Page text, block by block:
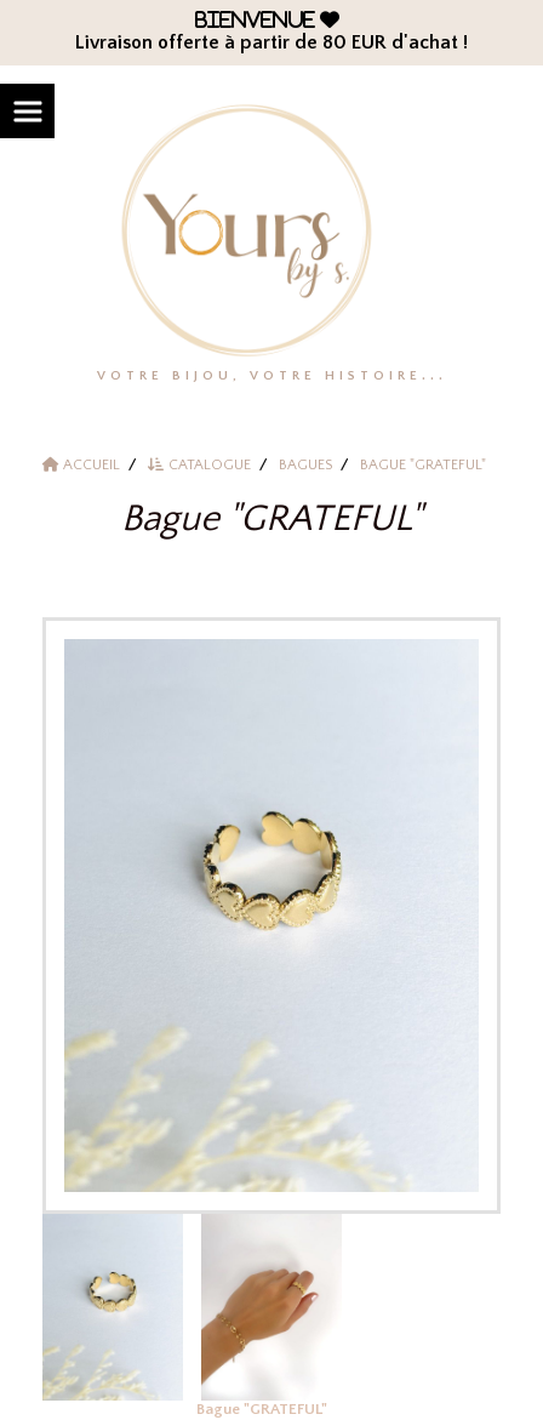
Bienvenue 
Livraison offerte à partir de 80 EUR d'achat !
VOTRE BIJOU, VOTRE HISTOIRE...
ACCUEIL CATALOGUE BAGUES BAGUE "GRATEFUL"
Bague "GRATEFUL"
Bague "GRATEFUL"
Panneau de gestion des cookies